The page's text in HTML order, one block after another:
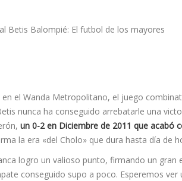
el Wanda Metropolitano, el juego
nunca ha conseguido arrebatarle una
un 0-2 en Diciembre de 2011 que acabó
la era «del Cholo» que dura hasta dí­a de
logro un valioso punto, firmando un gran
conseguido supo a poco. Esperemos ver